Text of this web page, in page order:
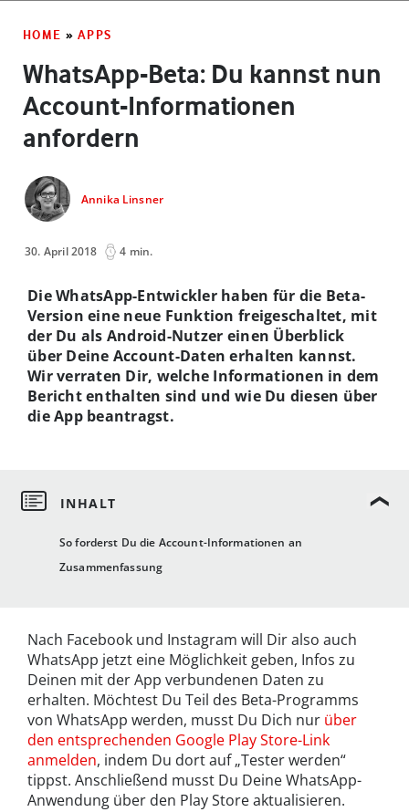
HOME » APPS
WhatsApp-Beta: Du kannst nun
Account-Informationen
anfordern
Annika Linsner
30. April 2018 4 min.
So forderst Du die Account-Informationen an
Zusammenfassung
Die WhatsApp-Entwickler haben für die Beta-
Version eine neue Funktion freigeschaltet, mit
der Du als Android-Nutzer einen Überblick
über Deine Account-Daten erhalten kannst.
Wir verraten Dir, welche Informationen in dem
Bericht enthalten sind und wie Du diesen über
die App beantragst.
Nach Facebook und Instagram will Dir also auch
WhatsApp jetzt eine Möglichkeit geben, Infos zu
Deinen mit der App verbundenen Daten zu
erhalten. Möchtest Du Teil des Beta-Programms
von WhatsApp werden, musst Du Dich nur über
den entsprechenden Google Play Store-Link
anmelden, indem Du dort auf „Tester werden“
tippst. Anschließend musst Du Deine WhatsApp-
Anwendung über den Play Store aktualisieren.